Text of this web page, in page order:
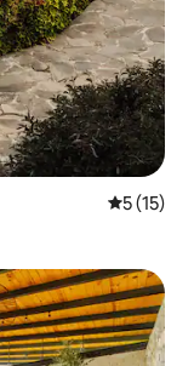
5 (15)